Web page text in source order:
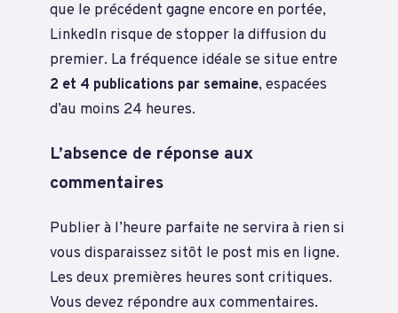
que le précédent gagne encore en portée,
LinkedIn risque de stopper la diffusion du
premier. La fréquence idéale se situe entre
2 et 4 publications par semaine, espacées
d’au moins 24 heures.
L’absence de réponse aux
commentaires
Publier à l’heure parfaite ne servira à rien si
vous disparaissez sitôt le post mis en ligne.
Les deux premières heures sont critiques.
Vous devez répondre aux commentaires.